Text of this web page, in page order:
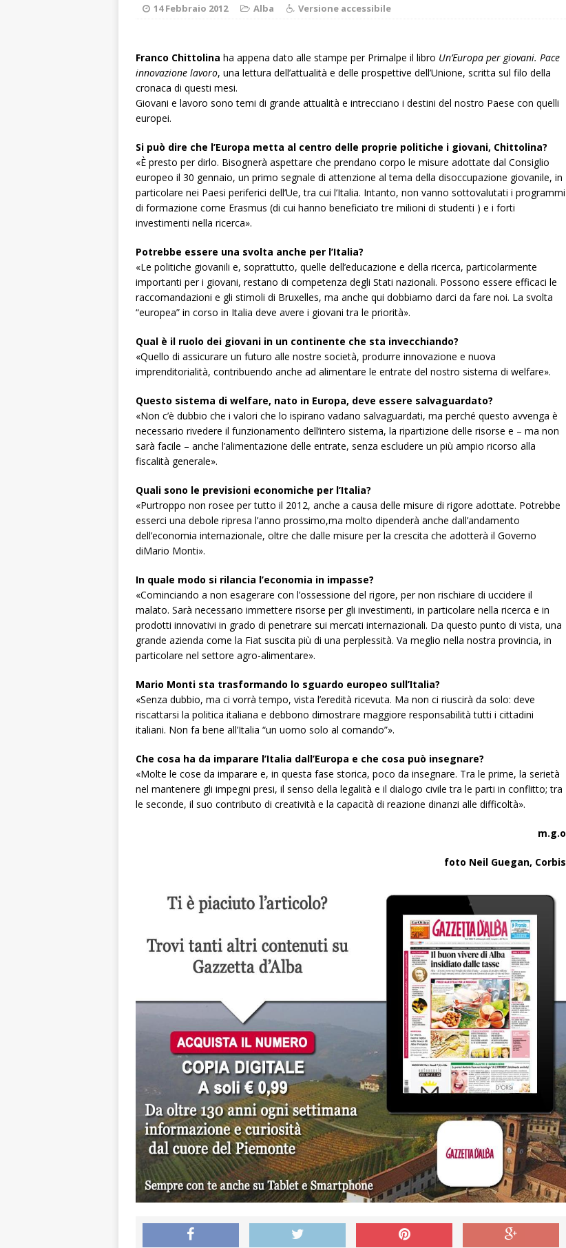
[ 8 Agosto 2026 ] Modifiche alla viabilità a Scaparoni per i lavori della nuova
[ 8 Agosto 2026 ] ITINERARI / Trenta chilometri su due ruote lungo il Belbo
LANGHE
[ 8 Agosto 2026 ] Cuneo, stretta della Polizia: controlli, denunce e lotta al
[ 8 Agosto 2026 ] La festa di San Rocco dimostra che Santo Stefano Belbo è un
paese attivo
LANGHE
[ 9 Agosto 2026 ] Succede a Trofarello, vede un ladro attraverso la telecamera e
lo fa arrestare
14 Febbraio 2012 Alba Versione accessibile
Franco Chittolina ha appena dato alle stampe per Primalpe il libro Un’Europa per giovani. Pace
innovazione lavoro, una lettura dell’attualità e delle prospettive dell’Unione, scritta sul filo della
cronaca di questi mesi.
Giovani e lavoro sono temi di grande attualità e intrecciano i destini del nostro Paese con quelli
europei.
Si può dire che l’Europa metta al centro delle proprie politiche i giovani, Chittolina?
«È presto per dirlo. Bisognerà aspettare che prendano corpo le misure adottate dal Consiglio
europeo il 30 gennaio, un primo segnale di attenzione al tema della disoccupazione giovanile, in
particolare nei Paesi periferici dell’Ue, tra cui l’Italia. Intanto, non vanno sottovalutati i programmi
di formazione come Erasmus (di cui hanno beneficiato tre milioni di studenti ) e i forti
investimenti nella ricerca».
Potrebbe essere una svolta anche per l’Italia?
«Le politiche giovanili e, soprattutto, quelle dell’educazione e della ricerca, particolarmente
importanti per i giovani, restano di competenza degli Stati nazionali. Possono essere efficaci le
raccomandazioni e gli stimoli di Bruxelles, ma anche qui dobbiamo darci da fare noi. La svolta
“europea” in corso in Italia deve avere i giovani tra le priorità».
Qual è il ruolo dei giovani in un continente che sta invecchiando?
«Quello di assicurare un futuro alle nostre società, produrre innovazione e nuova
imprenditorialità, contribuendo anche ad alimentare le entrate del nostro sistema di welfare».
Questo sistema di welfare, nato in Europa, deve essere salvaguardato?
«Non c’è dubbio che i valori che lo ispirano vadano salvaguardati, ma perché questo avvenga è
necessario rivedere il funzionamento dell’intero sistema, la ripartizione delle risorse e – ma non
sarà facile – anche l’alimentazione delle entrate, senza escludere un più ampio ricorso alla
fiscalità generale».
Quali sono le previsioni economiche per l’Italia?
«Purtroppo non rosee per tutto il 2012, anche a causa delle misure di rigore adottate. Potrebbe
esserci una debole ripresa l’anno prossimo,ma molto dipenderà anche dall’andamento
dell’economia internazionale, oltre che dalle misure per la crescita che adotterà il Governo
diMario Monti».
In quale modo si rilancia l’economia in impasse?
«Cominciando a non esagerare con l’ossessione del rigore, per non rischiare di uccidere il
malato. Sarà necessario immettere risorse per gli investimenti, in particolare nella ricerca e in
prodotti innovativi in grado di penetrare sui mercati internazionali. Da questo punto di vista, una
grande azienda come la Fiat suscita più di una perplessità. Va meglio nella nostra provincia, in
particolare nel settore agro-alimentare».
Mario Monti sta trasformando lo sguardo europeo sull’Italia?
«Senza dubbio, ma ci vorrà tempo, vista l’eredità ricevuta. Ma non ci riuscirà da solo: deve
riscattarsi la politica italiana e debbono dimostrare maggiore responsabilità tutti i cittadini
italiani. Non fa bene all’Italia “un uomo solo al comando”».
Che cosa ha da imparare l’Italia dall’Europa e che cosa può insegnare?
«Molte le cose da imparare e, in questa fase storica, poco da insegnare. Tra le prime, la serietà
nel mantenere gli impegni presi, il senso della legalità e il dialogo civile tra le parti in conflitto; tra
le seconde, il suo contributo di creatività e la capacità di reazione dinanzi alle difficoltà».
m.g.o
foto Neil Guegan, Corbis